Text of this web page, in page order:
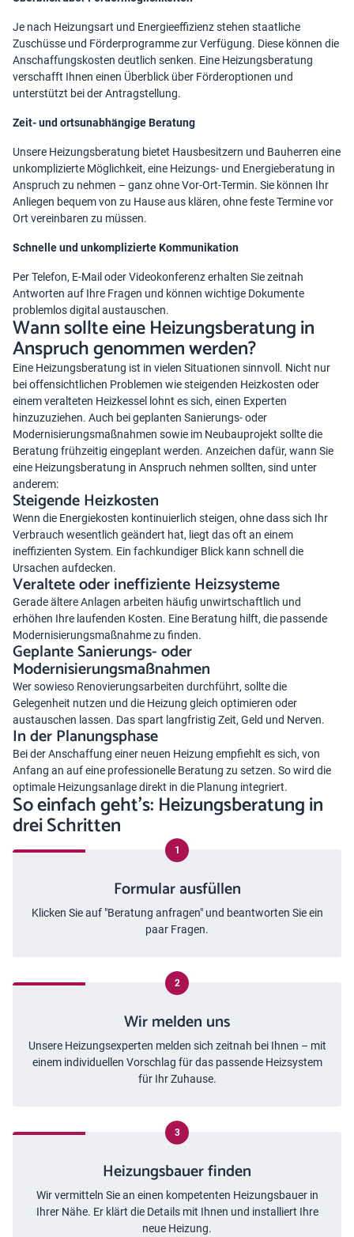
Je nach Heizungsart und Energieeffizienz stehen staatliche
Zuschüsse und Förderprogramme zur Verfügung. Diese können die
Anschaffungskosten deutlich senken. Eine Heizungsberatung
verschafft Ihnen einen Überblick über Förderoptionen und
unterstützt bei der Antragstellung.
Zeit- und ortsunabhängige Beratung
Unsere Heizungsberatung bietet Hausbesitzern und Bauherren eine
unkomplizierte Möglichkeit, eine Heizungs- und Energieberatung in
Anspruch zu nehmen – ganz ohne Vor-Ort-Termin. Sie können Ihr
Anliegen bequem von zu Hause aus klären, ohne feste Termine vor
Ort vereinbaren zu müssen.
Schnelle und unkomplizierte Kommunikation
Per Telefon, E-Mail oder Videokonferenz erhalten Sie zeitnah
Antworten auf Ihre Fragen und können wichtige Dokumente
problemlos digital austauschen.
Wann sollte eine Heizungsberatung in
Anspruch genommen werden?
Eine Heizungsberatung ist in vielen Situationen sinnvoll. Nicht nur
bei offensichtlichen Problemen wie steigenden Heizkosten oder
einem veralteten Heizkessel lohnt es sich, einen Experten
hinzuzuziehen. Auch bei geplanten Sanierungs- oder
Modernisierungsmaßnahmen sowie im Neubauprojekt sollte die
Beratung frühzeitig eingeplant werden. Anzeichen dafür, wann Sie
eine Heizungsberatung in Anspruch nehmen sollten, sind unter
anderem:
Steigende Heizkosten
Wenn die Energiekosten kontinuierlich steigen, ohne dass sich Ihr
Verbrauch wesentlich geändert hat, liegt das oft an einem
ineffizienten System. Ein fachkundiger Blick kann schnell die
Ursachen aufdecken.
Veraltete oder ineffiziente Heizsysteme
Gerade ältere Anlagen arbeiten häufig unwirtschaftlich und
erhöhen Ihre laufenden Kosten. Eine Beratung hilft, die passende
Modernisierungsmaßnahme zu finden.
Geplante Sanierungs- oder
Modernisierungsmaßnahmen
Wer sowieso Renovierungsarbeiten durchführt, sollte die
Gelegenheit nutzen und die Heizung gleich optimieren oder
austauschen lassen. Das spart langfristig Zeit, Geld und Nerven.
In der Planungsphase
Bei der Anschaffung einer neuen Heizung empfiehlt es sich, von
Anfang an auf eine professionelle Beratung zu setzen. So wird die
optimale Heizungsanlage direkt in die Planung integriert.
So einfach geht’s: Heizungsberatung in
drei Schritten
Formular ausfüllen
Klicken Sie auf "Beratung anfragen" und beantworten Sie ein
paar Fragen.
Wir melden uns
Unsere Heizungsexperten melden sich zeitnah bei Ihnen – mit
einem individuellen Vorschlag für das passende Heizsystem
für Ihr Zuhause.
Heizungsbauer finden
Wir vermitteln Sie an einen kompetenten Heizungsbauer in
Ihrer Nähe. Er klärt die Details mit Ihnen und installiert Ihre
neue Heizung.